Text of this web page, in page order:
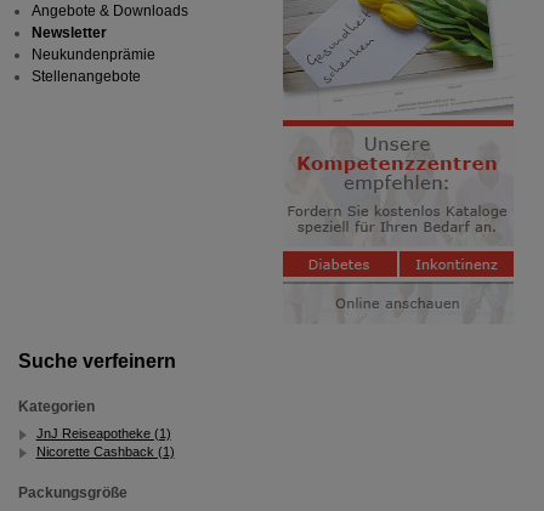
Suche verfeinern
Kategorien
JnJ Reiseapotheke (1)
Nicorette Cashback (1)
Packungsgröße
Angebote & Downloads
Newsletter
Neukundenprämie
Stellenangebote